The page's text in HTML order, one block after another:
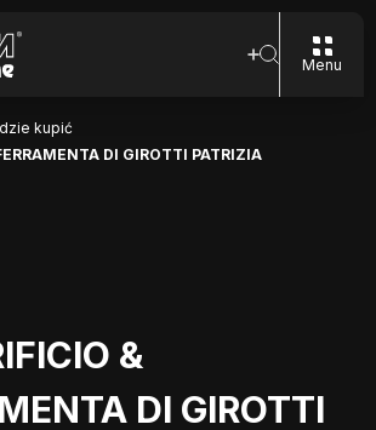
Menu
kupić
DI GIROTTI PATRIZIA
&
DI GIROTTI